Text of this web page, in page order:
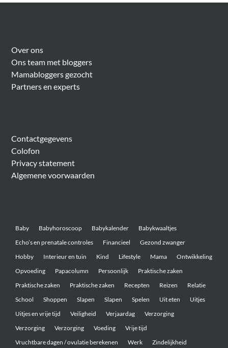
Over ons
Ons team met bloggers
Mamabloggers gezocht
Partners en experts
Contactgegevens
Colofon
Privacy statement
Algemene voorwaarden
Baby Babyhoroscoop Babykalender
Babykwaaltjes
Echo’s en prenatale controles
Financieel
Gezond zwanger
Hobby
Interieur en tuin Kind Lifestyle Mama
Ontwikkeling
Opvoeding
Papacolumn Persoonlijk
Praktische zaken
Praktische zaken
Praktische zaken Recepten Reizen
Relatie
School
Shoppen Slapen Slapen Spelen Uit eten
Uitjes
Uitjes en vrije tijd
Veiligheid Verjaardag
Verzorging
Verzorging
Verzorging Voeding
Vrije tijd
Vruchtbare dagen / ovulatie berekenen
Werk Zindelijkheid